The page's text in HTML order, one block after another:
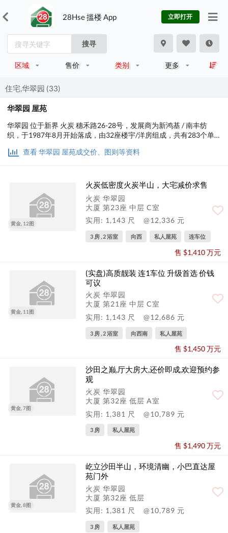
28Hse 搵楼 App 立即打开
搜寻
区域 售价 类别 更多
住宅,华翠园 (33)
华翠园 屋苑
华翠园 位于新界 火炭 穗禾路26-28号，发展商为新鸿基 / 南丰纺
织，于1987年8月开始落成，由32座楼宇/洋房组成，共有283个单
泳池、儿童设施、运动设施、娱乐设施、美容/保健，小学校网在91
查看 华翠园 屋苑成交价、图则等资料
黄金, 12图
火炭低密度火炭半山，大宅减价求售
火炭 华翠园
大厦 第23座 中层 C室
实用: 1,143 尺
@12,336 元
3 房 , 2 浴室 向西 私人屋苑 连车位
售 $1,410 万元
黄金, 11图
(实盘)高质靓装 连1车位 升级首选 价钱
可议
火炭 华翠园
大厦 第21座 中层 C室
实用: 1,143 尺
@12,686 元
3 房 , 2 浴室 向西南 私人屋苑
售 $1,450 万元
黄金, 7图
沙田之巅,厅大房大,还价即成,欢迎预约参
观
火炭 华翠园
大厦 第32座 低层 A室
实用: 1,381 尺
@10,789 元
3 房 私人屋苑
售 $1,490 万元
黄金, 8图
屹立沙田半山，环境清幽，小巴直达屋
苑门外
火炭 华翠园
大厦 第32座 低层
实用: 1,381 尺
@10,789 元
3 房 私人屋苑